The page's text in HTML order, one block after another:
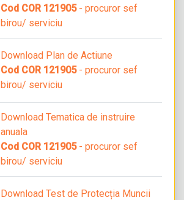
Cod COR 121905- procuror sef
birou/ serviciu
Download Plan de Actiune
Cod COR 121905- procuror sef
birou/ serviciu
Download Tematica de instruire
anuala
Cod COR 121905- procuror sef
birou/ serviciu
Download Test de Protecția Muncii